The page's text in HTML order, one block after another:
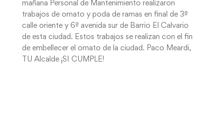
mañana Personal de Mantenimiento realizaron
trabajos de ornato y poda de ramas en final de 3ª
calle oriente y 6ª avenida sur de Barrio El Calvario
de esta ciudad. Estos trabajos se realizan con el fin
de embellecer el ornato de la ciudad. Paco Meardi,
TU Alcalde ¡SI CUMPLE!